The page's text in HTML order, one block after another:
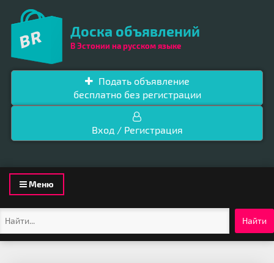
Доска объявлений
В Эстонии на русском языке
Подать объявление
бесплатно без регистрации
Вход / Регистрация
Toggle
navigation
Меню
Найти